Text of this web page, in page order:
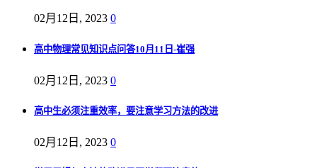
02月12日, 2023 0
高中物理常见知识点问答10月11日-崔强
02月12日, 2023 0
高中生必须注重效率，要注意学习方法的改进
02月12日, 2023 0